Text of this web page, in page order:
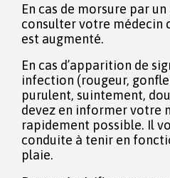
En cas de morsure par
consulter votre médecin
est augmenté.
En cas d’apparition de
infection (rougeur,
purulent, suintement,
devez en informer votre
rapidement possible. Il
conduite à tenir en
plaie.